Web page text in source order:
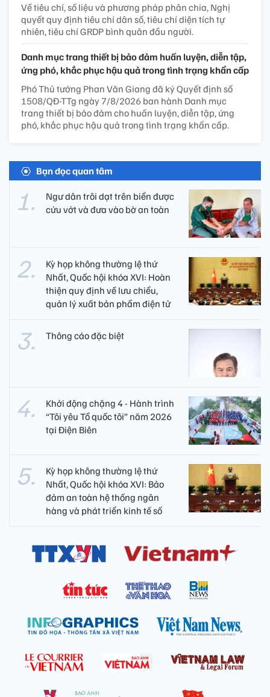
Về tiêu chí, số liệu và phương pháp phân chia, Nghị
quyết quy định tiêu chí dân số, tiêu chí diện tích tự
nhiên, tiêu chí GRDP bình quân đầu người.
Danh mục trang thiết bị bảo đảm huấn luyện, diễn tập,
ứng phó, khắc phục hậu quả trong tình trạng khẩn cấp
Phó Thủ tướng Phan Văn Giang đã ký Quyết định số
1508/QĐ-TTg ngày 7/8/2026 ban hành Danh mục
trang thiết bị bảo đảm cho huấn luyện, diễn tập, ứng
phó, khắc phục hậu quả trong tình trạng khẩn cấp.
Bạn đọc quan tâm
Ngư dân trôi dạt trên biển được
cứu vớt và đưa vào bờ an toàn
Kỳ họp không thường lệ thứ
Nhất, Quốc hội khóa XVI: Hoàn
thiện quy định về lưu chiểu,
quản lý xuất bản phẩm điện tử
Thông cáo đặc biệt
Khởi động chặng 4 - Hành trình
“Tôi yêu Tổ quốc tôi” năm 2026
tại Điện Biên
Kỳ họp không thường lệ thứ
Nhất, Quốc hội khóa XVI: Bảo
đảm an toàn hệ thống ngân
hàng và phát triển kinh tế số